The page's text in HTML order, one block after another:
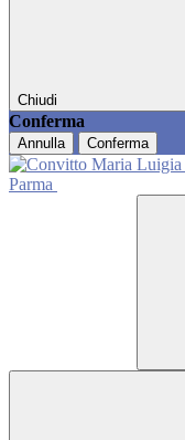
Chiudi
Conferma
Annulla Conferma
Parma